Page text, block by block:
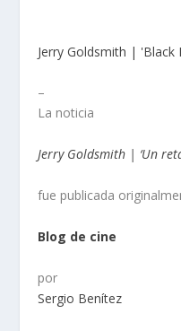
Jerry Goldsmith | 'Black
–
La noticia
Jerry Goldsmith | ‘Un
fue publicada
Blog de cine
por
Sergio Benítez